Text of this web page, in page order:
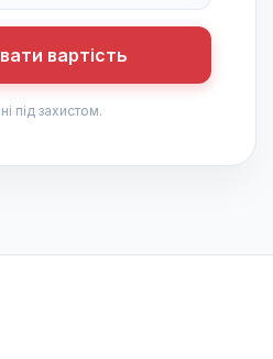
вартість
під захистом.